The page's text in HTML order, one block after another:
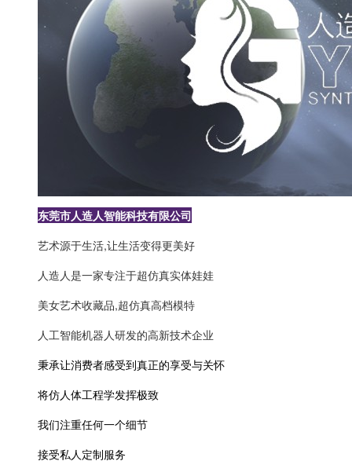
东莞市人造人智能科技有限公司
艺术源于生活,让生活变得更美好
人造人是一家专注于超仿真实体娃娃
美女艺术收藏品,超仿真高档模特
人工智能机器人研发的高新技术企业
秉承让消费者感受到真正的享受与关怀
将仿人体工程学发挥极致
我们注重任何一个细节
接受私人定制服务